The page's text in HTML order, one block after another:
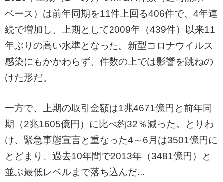
ベース）は前年同期を11件上回る406件で、4年連
続で増加し、上期として2009年（439件）以来11
年ぶりの高い水準となった。新型コロナウイルス
感染にもかかわらず、件数の上では影響を跳ねの
けた形だ。
一方で、上期の取引金額は1兆4671億円と前年同
期（2兆1605億円）に比べ約32％減った。とりわ
け、緊急事態宣言と重なった4～6月は3501億円に
とどまり、過去10年間で2013年（3481億円）と
並ぶ最低レベルまで落ち込んだ...